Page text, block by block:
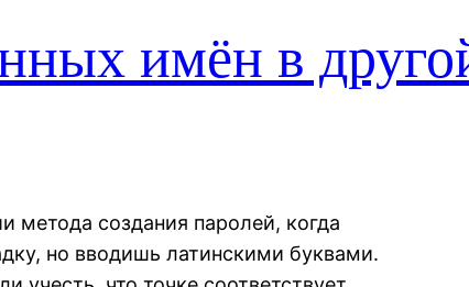
имён в
метода создания паролей, когда
но вводишь латинскими буквами.